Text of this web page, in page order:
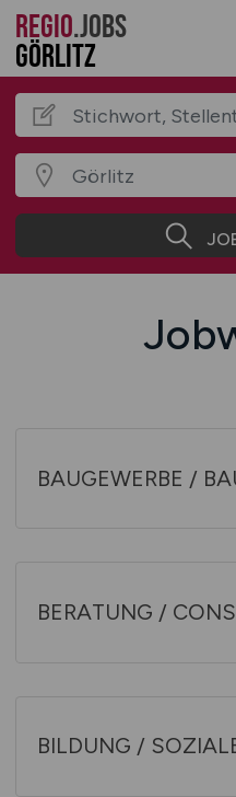
REGIO.JOBS
Görlitz
BAUGEWERBE /
BERATUNG /
BILDUNG /